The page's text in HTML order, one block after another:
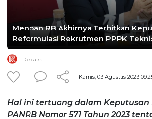
Menpan RB Akhirnya Terbitkan
Reformulasi Rekrutmen PPPK
Redaksi
Kamis, 03 Agustus 2023
Hal ini tertuang dalam Keputusan
PANRB Nomor 571 Tahun 2023